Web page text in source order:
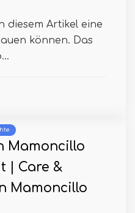
diesem Artikel eine
können. Das
Mamoncillo
| Care &
Mamoncillo